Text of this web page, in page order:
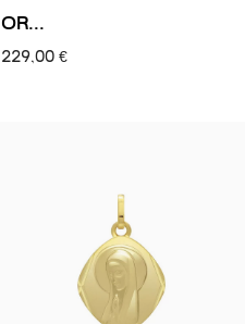
OR...
229,00 €